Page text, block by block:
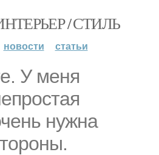
/ СТИЛЬ
новости статьи
У меня
нужна